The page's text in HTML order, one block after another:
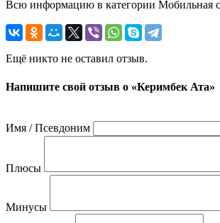
Всю информацию в категории Мобильная
Ещё никто не оставил отзыв.
Напишите свой отзыв о «Керимбек Ата»
Имя / Псевдоним
Плюсы
Минусы